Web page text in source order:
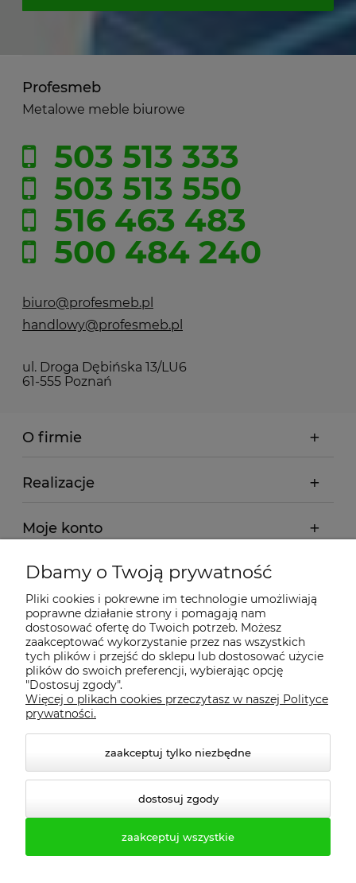
Profesmeb
Metalowe meble biurowe
503 513 333
503 513 550
516 463 483
500 484 240
biuro@profesmeb.pl
handlowy@profesmeb.pl
ul. Droga Dębińska 13/LU6
61-555 Poznań
O firmie
Realizacje
Moje konto
Regulamin
Dostawa - realizacja
Gwarancja i zwroty
Pomoc
Dbamy o Twoją prywatność
Pliki cookies i pokrewne im technologie umożliwiają
poprawne działanie strony i pomagają nam
dostosować ofertę do Twoich potrzeb. Możesz
zaakceptować wykorzystanie przez nas wszystkich
tych plików i przejść do sklepu lub dostosować użycie
plików do swoich preferencji, wybierając opcję
"Dostosuj zgody".
Więcej o plikach cookies przeczytasz w naszej Polityce
prywatności.
zaakceptuj tylko niezbędne
dostosuj zgody
zaakceptuj wszystkie